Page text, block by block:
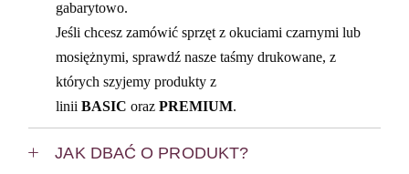
gabarytowo.
Jeśli chcesz zamówić sprzęt z okuciami czarnymi lub
mosiężnymi, sprawdź nasze taśmy drukowane, z
których szyjemy produkty z
liniiBASIC orazPREMIUM.
JAK DBAĆ O PRODUKT?